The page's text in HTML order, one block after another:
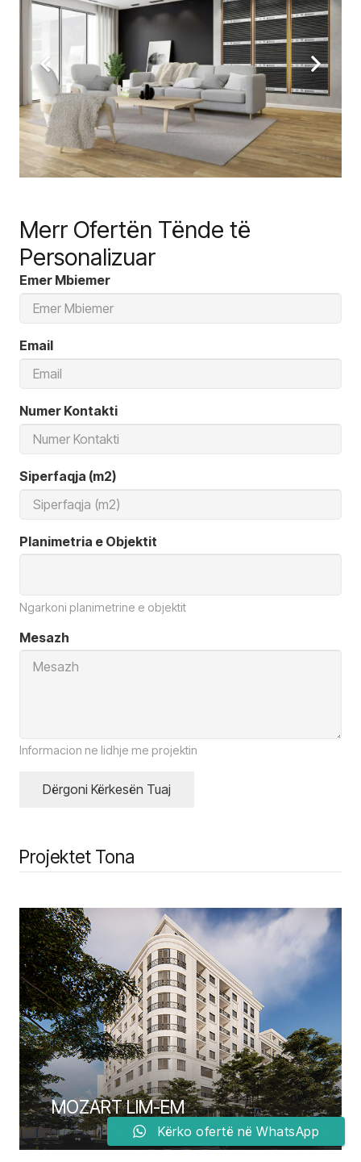
Merr Ofertën Tënde të
Personalizuar
Emer Mbiemer
Email
Numer Kontakti
Siperfaqja (m2)
Planimetria e Objektit
Ngarkoni planimetrine e objektit
Mesazh
Informacion ne lidhje me projektin
Dërgoni Kërkesën Tuaj
Projektet Tona
MOZART LIM-EM
Kërko ofertë në WhatsApp